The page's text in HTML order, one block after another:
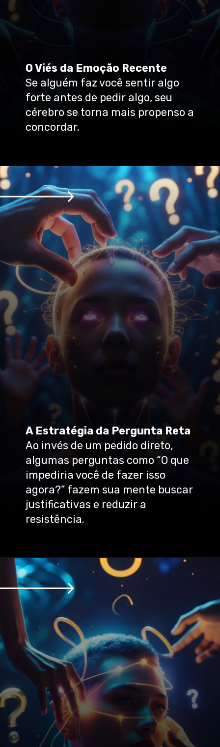
O Viés da Emoção Recente
Se alguém faz você sentir algo
forte antes de pedir algo, seu
cérebro se torna mais propenso a
concordar.
A Estratégia da Pergunta Reta
Ao invés de um pedido direto,
algumas perguntas como “O que
impediria você de fazer isso
agora?” fazem sua mente buscar
justificativas e reduzir a
resistência.